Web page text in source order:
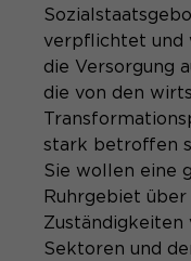
verpflichtet und
die Versorgung
die von den
stark betroffen
Sie wollen eine
Ruhrgebiet
Zuständigkeiten
Sektoren und
Name
Anbieter
Laufzeit 1 Jahr
Zweck